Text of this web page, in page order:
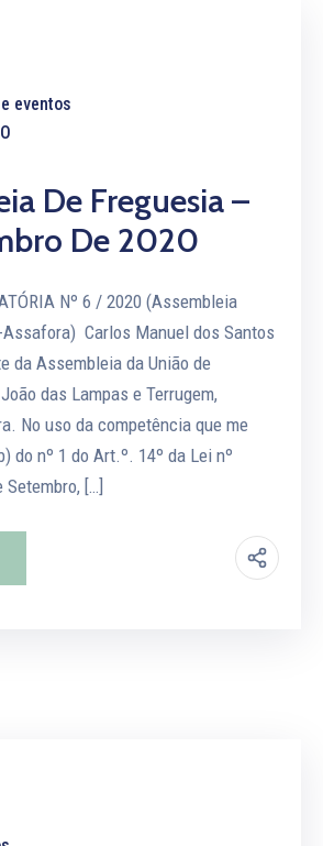
eventos
De Freguesia –
De 2020
Nº 6 / 2020 (Assembleia
Carlos Manuel dos Santos
da Assembleia da União de
das Lampas e Terrugem,
No uso da competência que me
do nº 1 do Art.º. 14º da Lei nº
Setembro, […]